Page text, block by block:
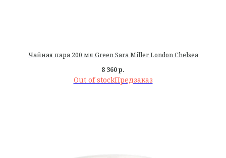
Чайная пара 200 мл Green Sara Miller London Chelsea
8 360р.
Out of stock